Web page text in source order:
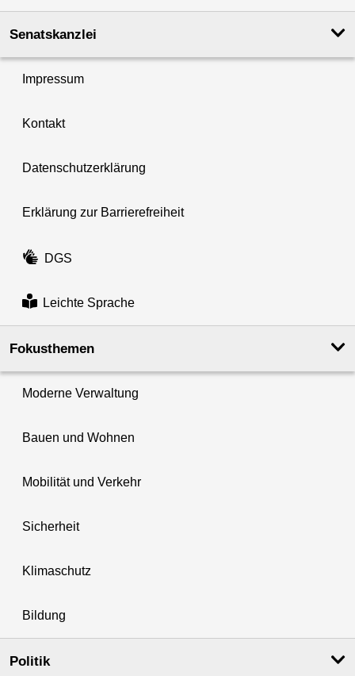
Senatskanzlei
Impressum
Kontakt
Datenschutzerklärung
Erklärung zur Barrierefreiheit
DGS
Leichte Sprache
Fokusthemen
Moderne Verwaltung
Bauen und Wohnen
Mobilität und Verkehr
Sicherheit
Klimaschutz
Bildung
Politik